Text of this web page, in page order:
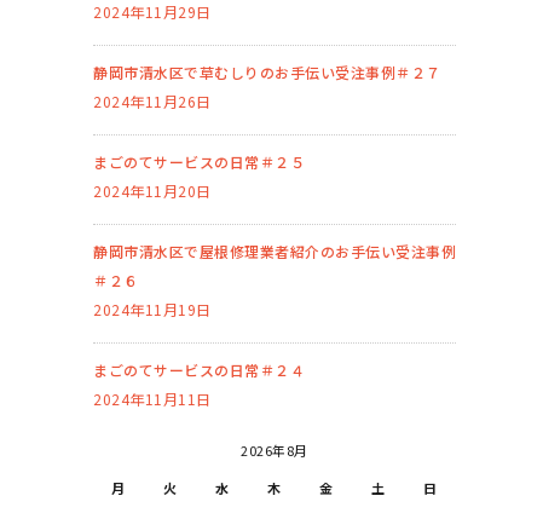
2024年11月29日
静岡市清水区で草むしりのお手伝い受注事例＃２７
2024年11月26日
まごのてサービスの日常＃２５
2024年11月20日
静岡市清水区で屋根修理業者紹介のお手伝い受注事例
＃２６
2024年11月19日
まごのてサービスの日常＃２４
2024年11月11日
2026年8月
月
火 水 木 金 土
日